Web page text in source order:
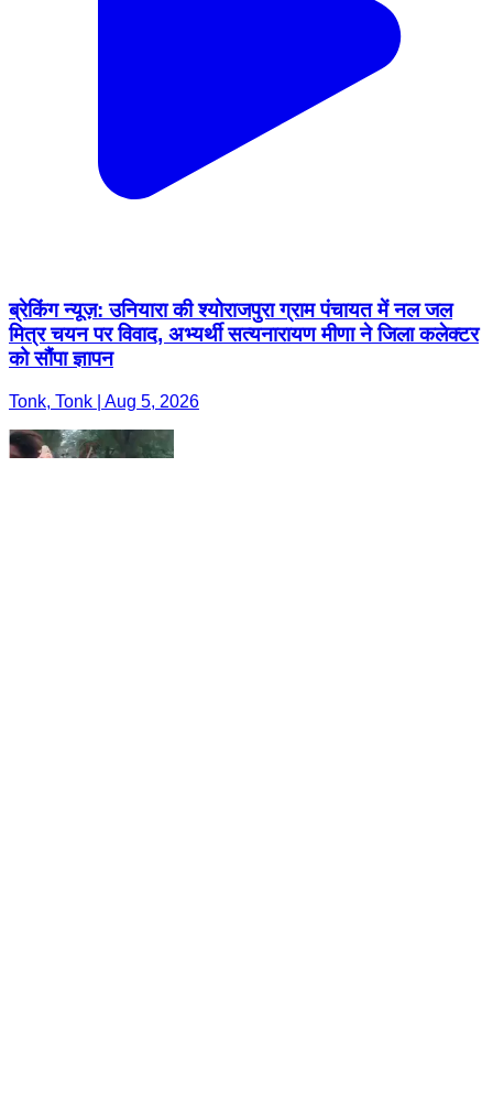
ब्रेकिंग न्यूज़: उनियारा की श्योराजपुरा ग्राम पंचायत में नल जल
मित्र चयन पर विवाद, अभ्यर्थी सत्यनारायण मीणा ने जिला कलेक्टर
को सौंपा ज्ञापन
Tonk, Tonk | Aug 5, 2026